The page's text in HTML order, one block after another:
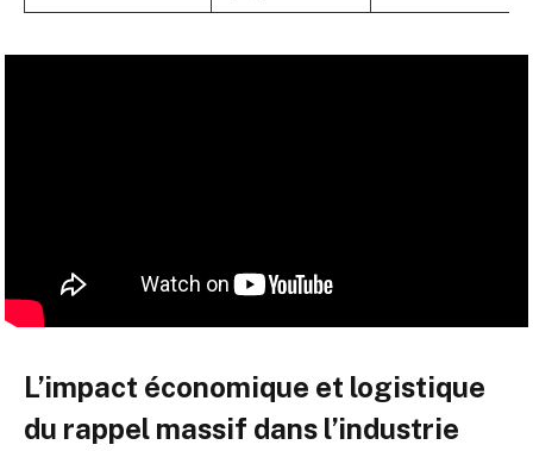
L’impact économique et logistique
du rappel massif dans l’industrie